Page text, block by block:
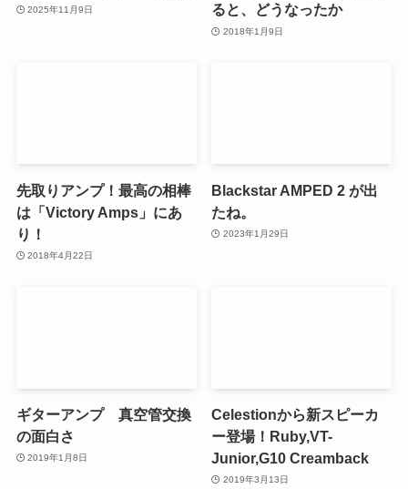
2025年11月9日
ると、どうなったか
2018年1月9日
先取りアンプ！最高の相棒
は「Victory Amps」にあ
り！
2018年4月22日
Blackstar AMPED 2 が出
たね。
2023年1月29日
ギターアンプ 真空管交換
の面白さ
2019年1月8日
Celestionから新スピーカ
ー登場！Ruby,VT-
Junior,G10 Creamback
2019年3月13日